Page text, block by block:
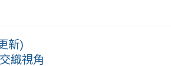
新)
織視角